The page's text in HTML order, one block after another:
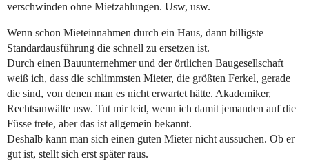
verschwinden ohne Mietzahlungen. Usw, usw.
Wenn schon Mieteinnahmen durch ein Haus, dann billigste
Standardausführung die schnell zu ersetzen ist.
Durch einen Bauunternehmer und der örtlichen Baugesellschaft
weiß ich, dass die schlimmsten Mieter, die größten Ferkel, gerade
die sind, von denen man es nicht erwartet hätte. Akademiker,
Rechtsanwälte usw. Tut mir leid, wenn ich damit jemanden auf die
Füsse trete, aber das ist allgemein bekannt.
Deshalb kann man sich einen guten Mieter nicht aussuchen. Ob er
gut ist, stellt sich erst später raus.